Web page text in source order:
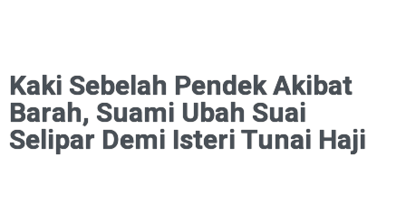
Kaki Sebelah Pendek Akibat
Barah, Suami Ubah Suai
Selipar Demi Isteri Tunai Haji